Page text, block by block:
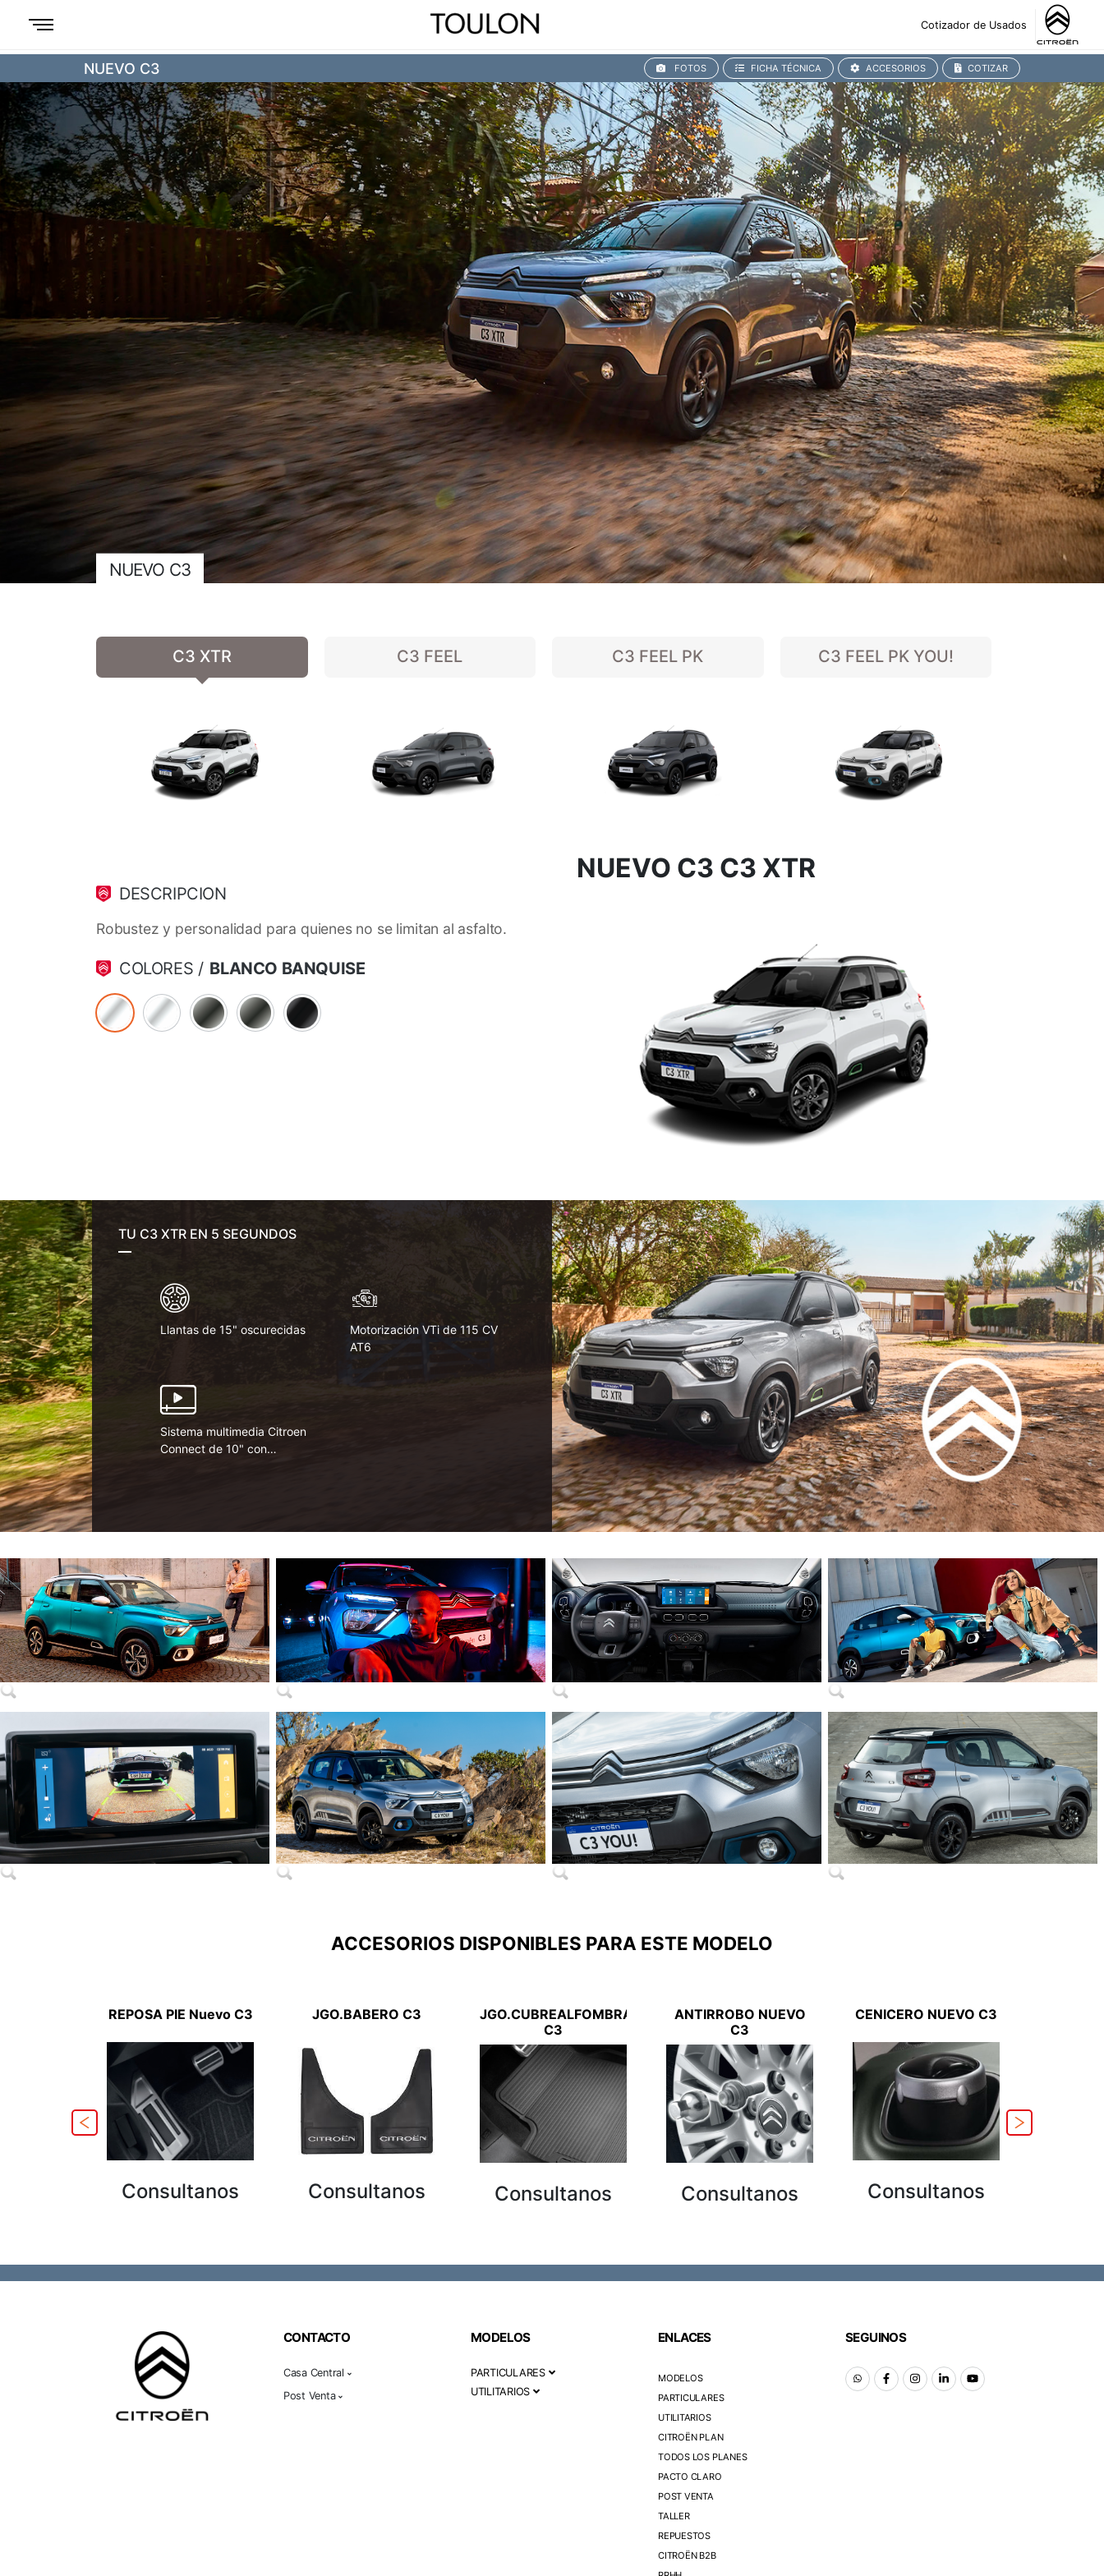
Cotizador de Usados
NUEVO C3 FOTOS FICHA TÉCNICA ACCESORIOS COTIZAR
NUEVO C3
C3 XTR C3 FEEL C3 FEEL PK C3 FEEL PK YOU!
DESCRIPCION
Robustez y personalidad para quienes no se limitan al asfalto.
COLORES / BLANCO BANQUISE
NUEVO C3 C3 XTR
TU C3 XTR EN 5 SEGUNDOS
Llantas de 15" oscurecidas
Motorización VTi de 115 CV
AT6
Sistema multimedia Citroen
Connect de 10" con
ACCESORIOS DISPONIBLES PARA ESTE MODELO
REPOSA PIE Nuevo C3
Consultanos
JGO.BABERO C3
Consultanos
JGO.CUBREALFOMBRA
C3
Consultanos
ANTIRROBO NUEVO
C3
Consultanos
CENICERO NUEVO C3
Consultanos
CONTACTO
Casa Central
Post Venta
MODELOS
PARTICULARES
UTILITARIOS
ENLACES
MODELOS
PARTICULARES
UTILITARIOS
CITROËN PLAN
TODOS LOS PLANES
PACTO CLARO
POST VENTA
TALLER
REPUESTOS
CITROËN B2B
SEGUINOS